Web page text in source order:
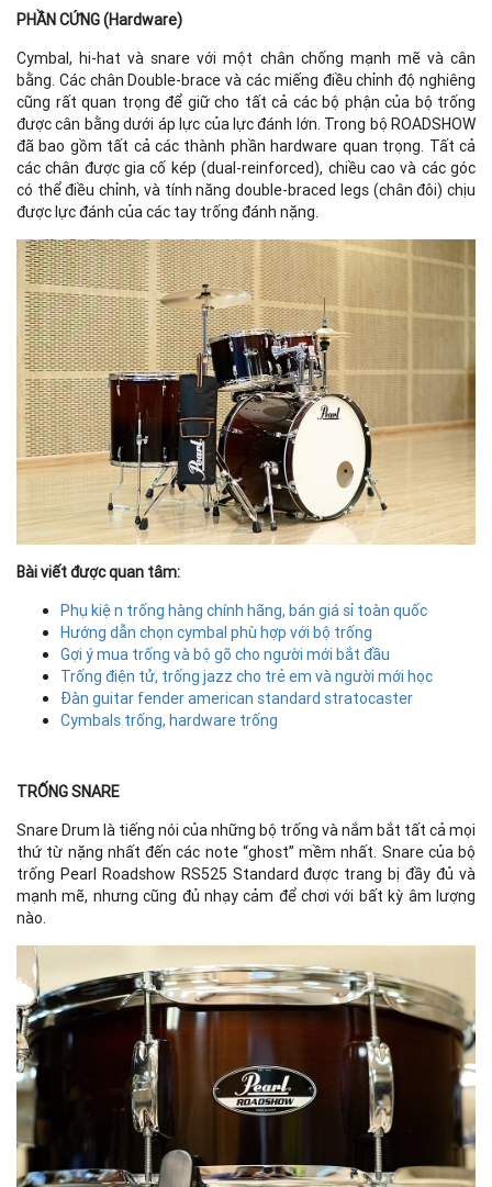
PHẦN CỨNG (Hardware)
Cymbal, hi-hat và snare với một chân chống mạnh mẽ và cân
bằng. Các chân Double-brace và các miếng điều chỉnh độ nghiêng
cũng rất quan trọng để giữ cho tất cả các bộ phận của bộ trống
được cân bằng dưới áp lực của lực đánh lớn. Trong bộ ROADSHOW
đã bao gồm tất cả các thành phần hardware quan trọng. Tất cả
các chân được gia cố kép (dual-reinforced), chiều cao và các góc
có thể điều chỉnh, và tính năng double-braced legs (chân đôi) chịu
được lực đánh của các tay trống đánh nặng.
Bài viết được quan tâm:
Phụ kiện trống hàng chính hãng, bán giá sỉ toàn quốc
Hướng dẫn chọn cymbal phù hợp với bộ trống
Gợi ý mua trống và bộ gõ cho người mới bắt đầu
Trống điện tử, trống jazz cho trẻ em và người mới học
Đàn guitar fender american standard stratocaster
Cymbals trống, hardware trống
TRỐNG SNARE
Snare Drum là tiếng nói của những bộ trống và nắm bắt tất cả mọi
thứ từ nặng nhất đến các note “ghost” mềm nhất. Snare của bộ
trống Pearl Roadshow RS525 Standard được trang bị đầy đủ và
mạnh mẽ, nhưng cũng đủ nhạy cảm để chơi với bất kỳ âm lượng
nào.